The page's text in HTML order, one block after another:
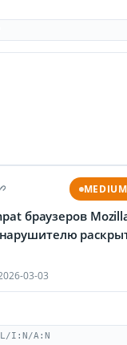
MEDIUM
браузеров
03-03
I:N/A:N